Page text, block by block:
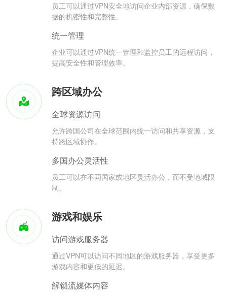
员工可以通过VPN安全地访问企业内部资源，确保数
据的机密性和完整性。
统一管理
企业可以通过VPN统一管理和监控员工的远程访问，
提高安全性和管理效率。
跨区域办公
全球资源访问
允许跨国公司在全球范围内统一访问和共享资源，支
持跨区域协作。
多国办公灵活性
员工可以在不同国家或地区灵活办公，而不受地域限
制。
游戏和娱乐
访问游戏服务器
通过VPN可以访问不同地区的游戏服务器，享受更多
游戏内容和更低的延迟。
解锁流媒体内容